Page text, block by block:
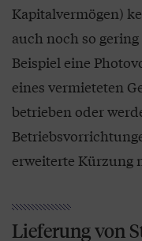
Kapitalvermögen)
auch noch so
Beispiel eine
eines vermieteten
betrieben oder
erweiterte Kürzung
Lieferung von